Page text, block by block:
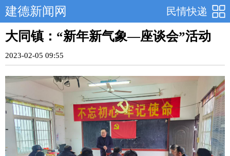
民情快递
建德新闻网
大同镇：“新年新气象—座谈会”活动
2023-02-05 09:55